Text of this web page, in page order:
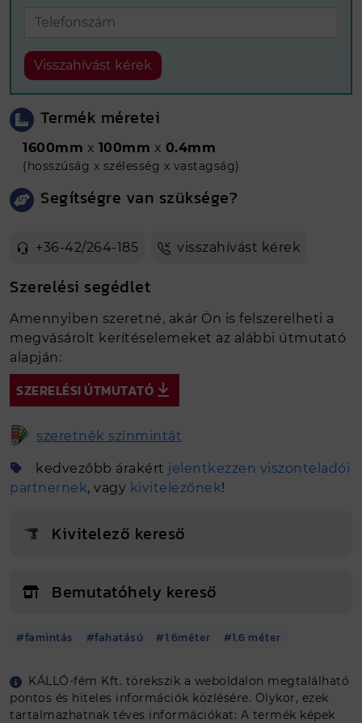
Visszahívást kérek
Termék méretei
1600mm x 100mm x 0.4mm
(hosszúság x szélesség x vastagság)
Segítségre van szüksége?
+36-42/264-185 visszahívást kérek
Szerelési segédlet
Amennyiben szeretné, akár Ön is felszerelheti a
megvásárolt kerítéselemeket az alábbi útmutató
alapján:
SZERELÉSI ÚTMUTATÓ
szeretnék színmintát
kedvezőbb árakért jelentkezzen viszonteladói
partnernek, vagy kivitelezőnek!
Kivitelező kereső
Bemutatóhely kereső
Tovább a tervezőbe
#famintás #fahatású #1.6méter #1.6 méter
KÁLLÓ-fém Kft. törekszik a weboldalon megtalálható
pontos és hiteles információk közlésére. Olykor, ezek
tartalmazhatnak téves információkat: A termék képek